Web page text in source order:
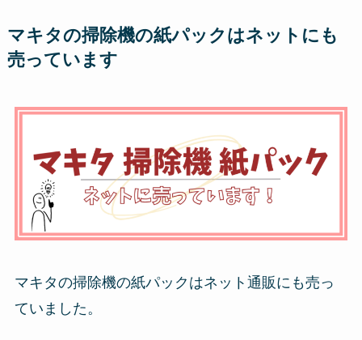
マキタの掃除機の紙パックはネットにも
売っています
マキタの掃除機の紙パックはネット通販にも売っ
ていました。